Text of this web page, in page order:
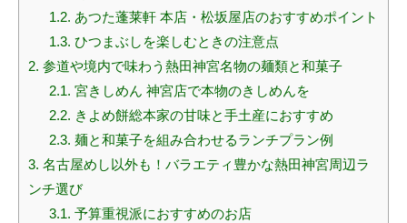
1.2. あつた蓬莱軒 本店・松坂屋店のおすすめポイント
1.3. ひつまぶしを楽しむときの注意点
2. 参道や境内で味わう熱田神宮名物の麺類と和菓子
2.1. 宮きしめん 神宮店で本物のきしめんを
2.2. きよめ餅総本家の甘味と手土産におすすめ
2.3. 麺と和菓子を組み合わせるランチプラン例
3. 名古屋めし以外も！バラエティ豊かな熱田神宮周辺ラ
ンチ選び
3.1. 予算重視派におすすめのお店